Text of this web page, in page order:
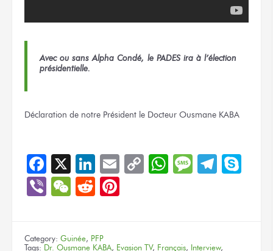
Avec ou sans Alpha Condé, le PADES ira à l’élection
présidentielle.
Déclaration de notre Président le Docteur Ousmane KABA
Facebook
X LinkedIn
EmailCopyWhatsApp
Message
ViberWeChat
Reddit
Category: Guinée, PFP
Tags: Dr. Ousmane KABA, Evasion TV, Français, Interview,